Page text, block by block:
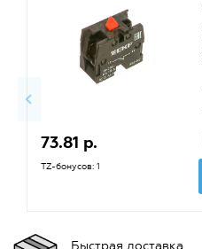
73.81 р.
TZ-бонусов: 1